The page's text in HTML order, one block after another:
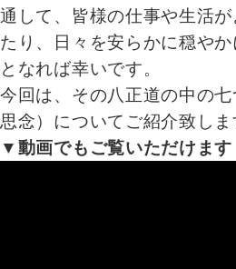
通して、皆様の仕事や生活
たり、日々を安らかに穏や
となれば幸いです。
今回は、その八正道の中の
思念）についてご紹介致しま
▼動画でもご覧いただけます